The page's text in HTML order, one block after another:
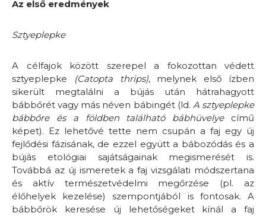
Az első eredmények
Sztyeplepke
A célfajok között szerepel a fokozottan védett
sztyeplepke
(Catopta thrips), melynek első ízben
sikerült megtalálni a bújás után hátrahagyott
bábbőrét vagy más néven bábingét (ld. A sztyeplepke
bábbőre és a földben található bábhüvelyecímű
képet). Ez lehetővé tette nem csupán a faj egy új
fejlődési fázisának, de ezzel együtt a bábozódás és a
bújás etológiai sajátságainak megismerését is.
Továbbá az új ismeretek a faj vizsgálati módszertana
és aktív természetvédelmi megőrzése (pl. az
élőhelyek kezelése) szempontjából is fontosak. A
bábbőrök keresése új lehetőségeket kínál a faj